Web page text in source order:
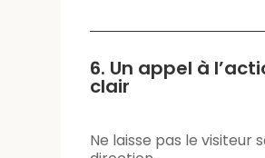
6. Un appel à
clair
Ne laisse pas le visiteur